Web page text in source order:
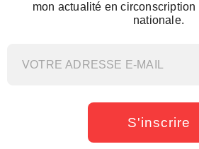
mon actualité en circonscription
nationale.
S'inscrire